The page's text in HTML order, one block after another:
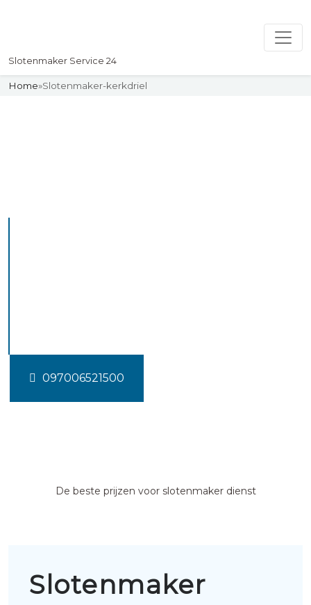
Slotenmaker Service 24
Home»Slotenmaker-kerkdriel
097006521500
De beste prijzen voor slotenmaker dienst
Slotenmaker